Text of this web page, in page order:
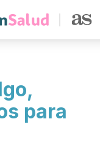
para